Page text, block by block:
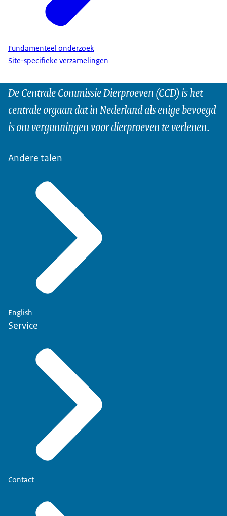
Fundamenteel onderzoek
Site-specifieke verzamelingen
De Centrale Commissie Dierproeven (CCD) is het
centrale orgaan dat in Nederland als enige bevoegd
is om vergunningen voor dierproeven te verlenen.
Andere talen
English
Service
Contact